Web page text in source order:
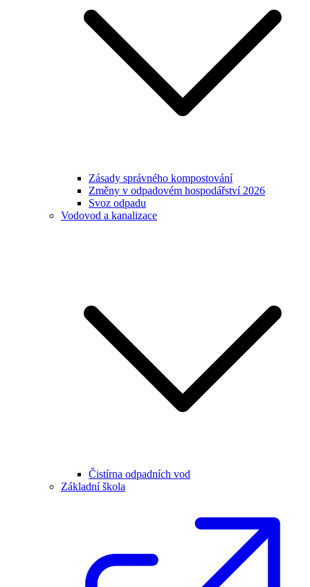
Zásady správného kompostování
Změny v odpadovém hospodářství 2026
Svoz odpadu
Vodovod a kanalizace
Čistírna odpadních vod
Základní škola